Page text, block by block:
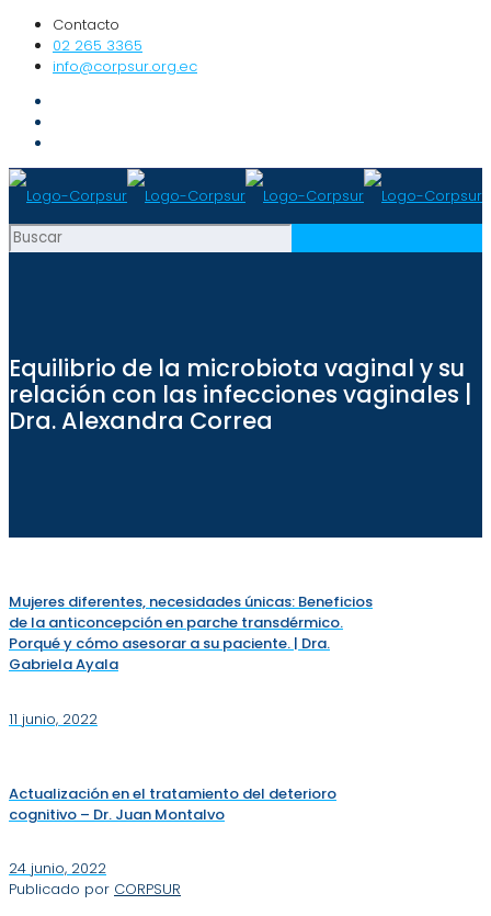
Contacto
02 265 3365
info@corpsur.org.ec
Equilibrio de la microbiota vaginal y su
relación con las infecciones vaginales |
Dra. Alexandra Correa
Mujeres diferentes, necesidades únicas: Beneficios
de la anticoncepción en parche transdérmico.
Porqué y cómo asesorar a su paciente. | Dra.
Gabriela Ayala
11 junio, 2022
Actualización en el tratamiento del deterioro
cognitivo – Dr. Juan Montalvo
24 junio, 2022
Publicado por CORPSUR